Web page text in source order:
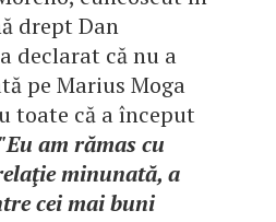
drept Dan
declarat că nu a
pe Marius Moga
toate că a început
"Eu am rămas cu
minunată, a
cei mai buni